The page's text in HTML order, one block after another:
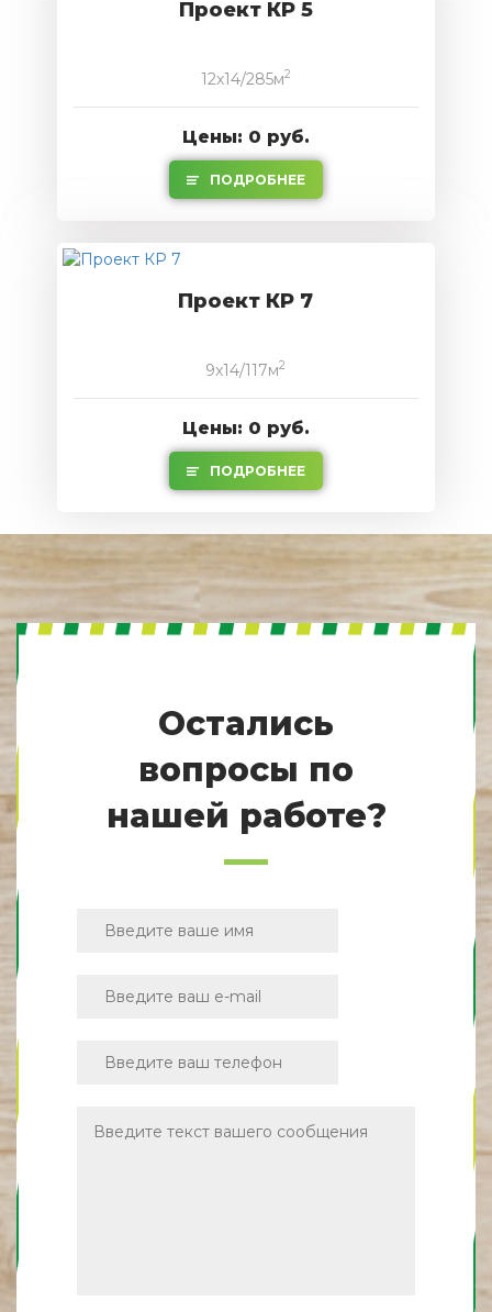
Проект КР 5
12x14/285м2
Цены: 0 руб.
ПОДРОБНЕЕ
Проект КР 7
9x14/117м2
Цены: 0 руб.
ПОДРОБНЕЕ
Остались
вопросы по
нашей работе?